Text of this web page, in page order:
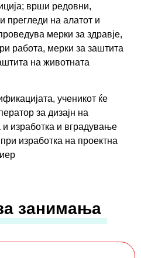
врши редовни,
прегледи на алатот и
мерки за здравје,
работа, мерки за заштита
на животната
ученикот ќе
за дизајн на
изработка и вградување
изработка на проектна
занимања